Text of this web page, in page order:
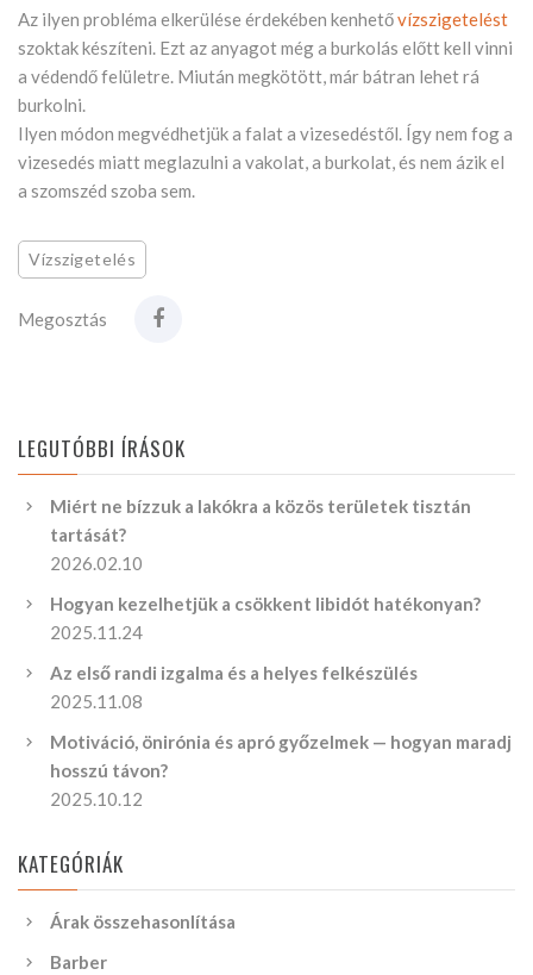
Az ilyen probléma elkerülése érdekében kenhetővízszigetelést
szoktak készíteni. Ezt az anyagot még a burkolás előtt kell vinni
a védendő felületre. Miután megkötött, már bátran lehet rá
burkolni.
Ilyen módon megvédhetjük a falat a vizesedéstől. Így nem fog a
vizesedés miatt meglazulni a vakolat, a burkolat, és nem ázik el
a szomszéd szoba sem.
Vízszigetelés
Megosztás
LEGUTÓBBI ÍRÁSOK
Miért ne bízzuk a lakókra a közös területek tisztán
tartását?
2026.02.10
Hogyan kezelhetjük a csökkent libidót hatékonyan?
2025.11.24
Az első randi izgalma és a helyes felkészülés
2025.11.08
Motiváció, önirónia és apró győzelmek — hogyan maradj
hosszú távon?
2025.10.12
KATEGÓRIÁK
Árak összehasonlítása
Barber